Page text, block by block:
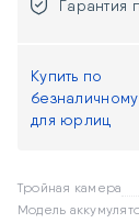
Гарантия
Купить по
для юрлиц
Тройная камера
Модель